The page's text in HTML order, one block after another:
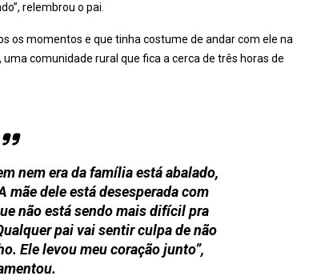
relembrou o pai.
os momentos e que tinha costume de andar com ele na
comunidade rural que fica a cerca de três horas de
nem era da família está abalado,
mãe dele está desesperada com
não está sendo mais difícil pra
pai vai sentir culpa de não
Ele levou meu coração junto”,